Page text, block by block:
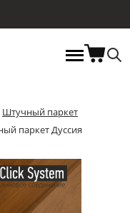
Штучный паркет
паркет Дуссия